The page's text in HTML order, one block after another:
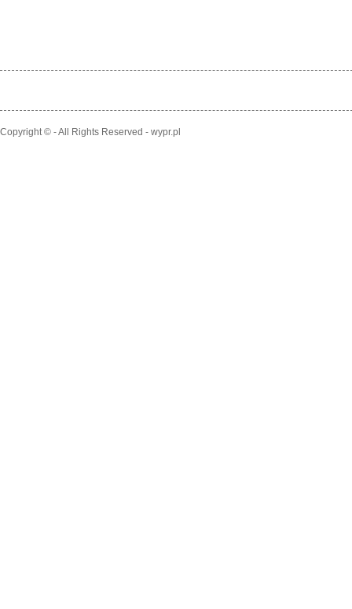
Copyright © - All Rights Reserved - wypr.pl